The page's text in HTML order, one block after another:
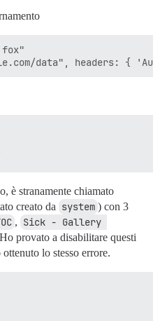
fox"
è stranamente chiamato
creato da system ) con 3
, Sick - Gallery
provato a disabilitare questi
lo stesso errore.